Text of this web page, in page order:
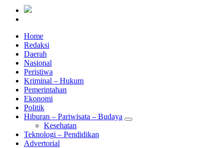
Home
Redaksi
Daerah
Nasional
Peristiwa
Kriminal – Hukum
Pemerintahan
Ekonomi
Politik
Hiburan – Pariwisata – Budaya
Kesehatan
Teknologi – Pendidikan
Advertorial